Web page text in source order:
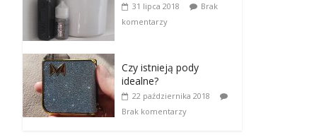
31 lipca 2018
Brak
komentarzy
Czy istnieją pody
idealne?
22 października 2018
Brak komentarzy